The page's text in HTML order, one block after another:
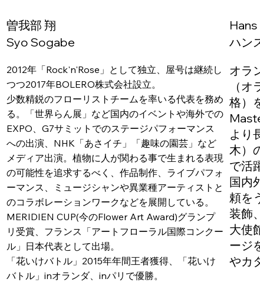
曽我部 翔
Syo Sogabe
2012年「Rock'n'Rose」として独立、屋号は継続し
つつ2017年BOLERO株式会社設立。
少数精鋭のフローリストチームを率いる代表を務め
る。「世界らん展」など国内のイベントや海外での
EXPO、G7サミットでのステージパフォーマンス
への出演、NHK「あさイチ」「趣味の園芸」など
メディア出演。植物に人が関わる事で生まれる表現
の可能性を追求するべく、作品制作、ライブパフォ
ーマンス、ミュージシャンや異業種アーティストと
のコラボレーションワークなどを展開している。
MERIDIEN CUP(今のFlower Art Award)グランプ
リ受賞、フランス「アートフローラル国際コンクー
ル」日本代表として出場。
「花いけバトル」2015年年間王者獲得、「花いけ
バトル」inオランダ、inパリで優勝。
ハン
オラ
（
格）
より
木）
で活
国内
頼を
装飾
大使
ージ
やカ